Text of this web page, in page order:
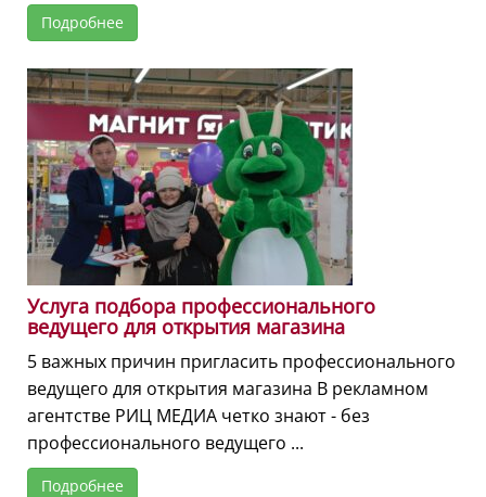
Подробнее
Услуга подбора профессионального
ведущего для открытия магазина
5 важных причин пригласить профессионального
ведущего для открытия магазина В рекламном
агентстве РИЦ МЕДИА четко знают - без
профессионального ведущего ...
Подробнее